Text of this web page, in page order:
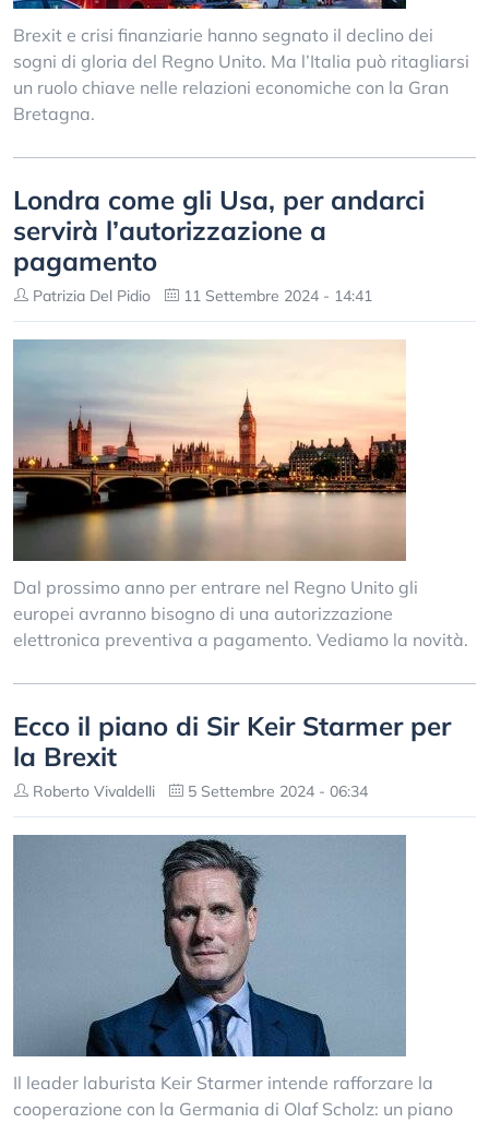
Brexit e crisi finanziarie hanno segnato il declino dei
sogni di gloria del Regno Unito. Ma l’Italia può ritagliarsi
un ruolo chiave nelle relazioni economiche con la Gran
Bretagna.
Londra come gli Usa, per andarci
servirà l’autorizzazione a
pagamento
Patrizia Del Pidio 11 Settembre 2024 - 14:41
Dal prossimo anno per entrare nel Regno Unito gli
europei avranno bisogno di una autorizzazione
elettronica preventiva a pagamento. Vediamo la novità.
Ecco il piano di Sir Keir Starmer per
la Brexit
Roberto Vivaldelli 5 Settembre 2024 - 06:34
Il leader laburista Keir Starmer intende rafforzare la
cooperazione con la Germania di Olaf Scholz: un piano